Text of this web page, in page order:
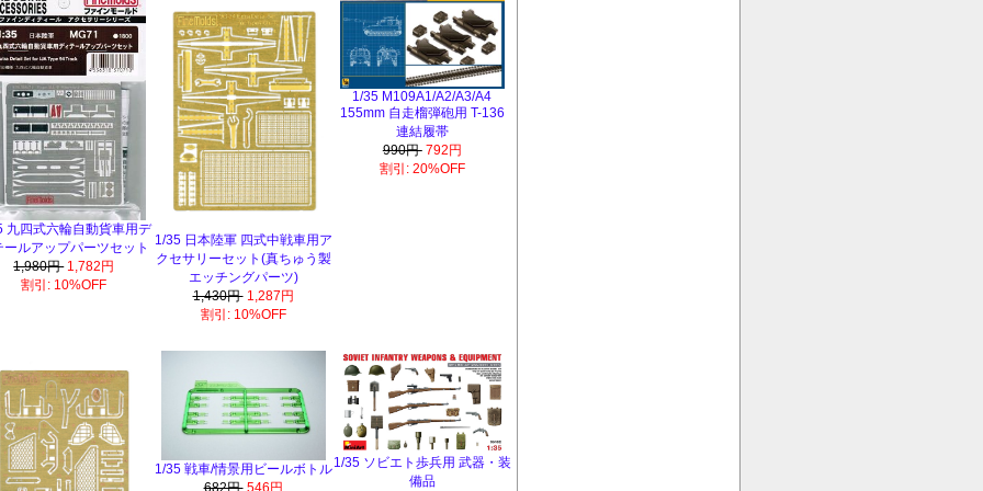
九四式六輪自動貨車用デ
ールアップパーツセット
1,980円 1,782円
割引: 10%OFF
1/35 日本陸軍 四式中戦車用ア
クセサリーセット(真ちゅう製
エッチングパーツ)
1,430円 1,287円
割引: 10%OFF
1/35 M109A1/A2/A3/A4
155mm 自走榴弾砲用 T-136
連結履帯
990円 792円
割引: 20%OFF
1/35 戦車/情景用ビールボトル1/35 ソビエト歩兵用 武器・装
備品